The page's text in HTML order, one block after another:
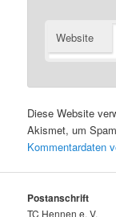
Website
Diese Website
Akismet, um
Kommentardaten
Postanschrift
TC Hennen e. V.